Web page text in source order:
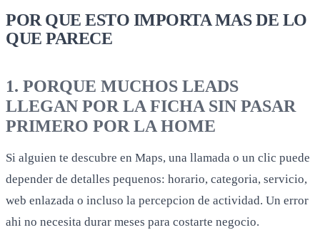
POR QUE ESTO IMPORTA MAS DE LO
QUE PARECE
1. PORQUE MUCHOS LEADS
LLEGAN POR LA FICHA SIN PASAR
PRIMERO POR LA HOME
Si alguien te descubre en Maps, una llamada o un clic puede
depender de detalles pequenos: horario, categoria, servicio,
web enlazada o incluso la percepcion de actividad. Un error
ahi no necesita durar meses para costarte negocio.